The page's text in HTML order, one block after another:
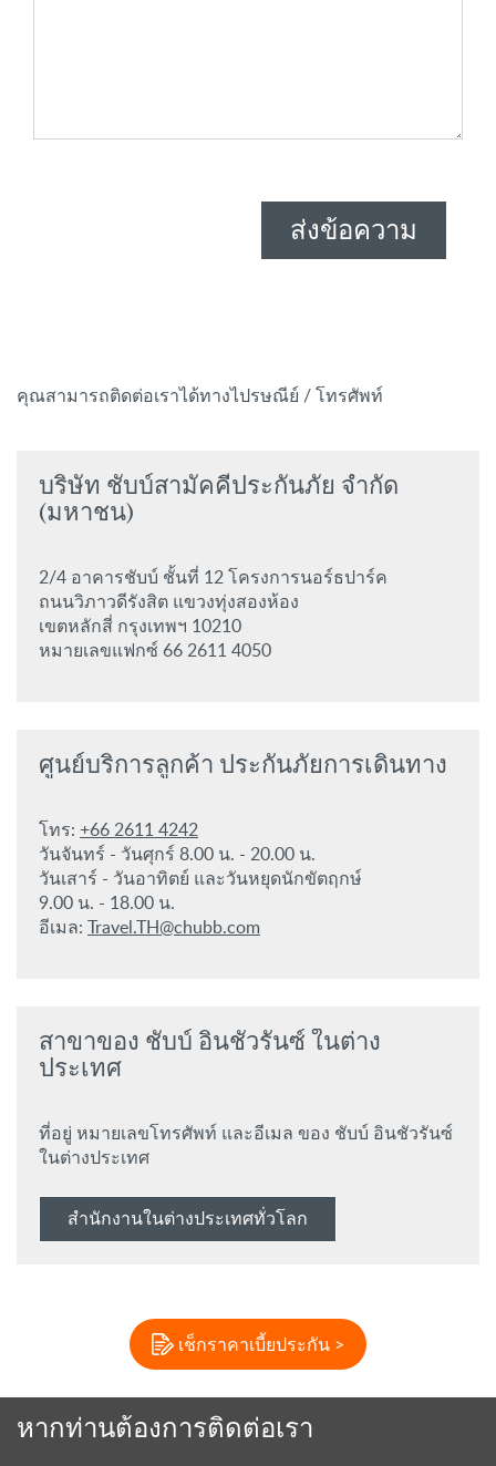
ส่งข้อความ
คุณสามารถติดต่อเราได้ทางไปรษณีย์ / โทรศัพท์
บริษัท ชับบ์สามัคคีประกันภัย จำกัด
(มหาชน)
2/4 อาคารชับบ์ ชั้นที่ 12 โครงการนอร์ธปาร์ค
ถนนวิภาวดีรังสิต แขวงทุ่งสองห้อง
เขตหลักสี่ กรุงเทพฯ 10210
หมายเลขแฟกซ์ 66 2611 4050
ศูนย์บริการลูกค้า ประกันภัยการเดินทาง
โทร: +66 2611 4242
วันจันทร์ - วันศุกร์ 8.00 น. - 20.00 น.
วันเสาร์ - วันอาทิตย์ และวันหยุดนักขัตฤกษ์
9.00 น. - 18.00 น.
อีเมล: Travel.TH@chubb.com
สาขาของ ชับบ์ อินชัวรันซ์ ในต่าง
ประเทศ
ที่อยู่ หมายเลขโทรศัพท์ และอีเมล ของ ชับบ์ อินชัวรันซ์
ในต่างประเทศ
สำนักงานในต่างประเทศทั่วโลก
เช็กราคาเบี้ยประกัน >
หากท่านต้องการติดต่อเรา